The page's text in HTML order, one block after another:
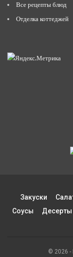
Все рецепты блюд
Отделка коттеджей
Закуски
Соусы
Десерты
© 2026 -